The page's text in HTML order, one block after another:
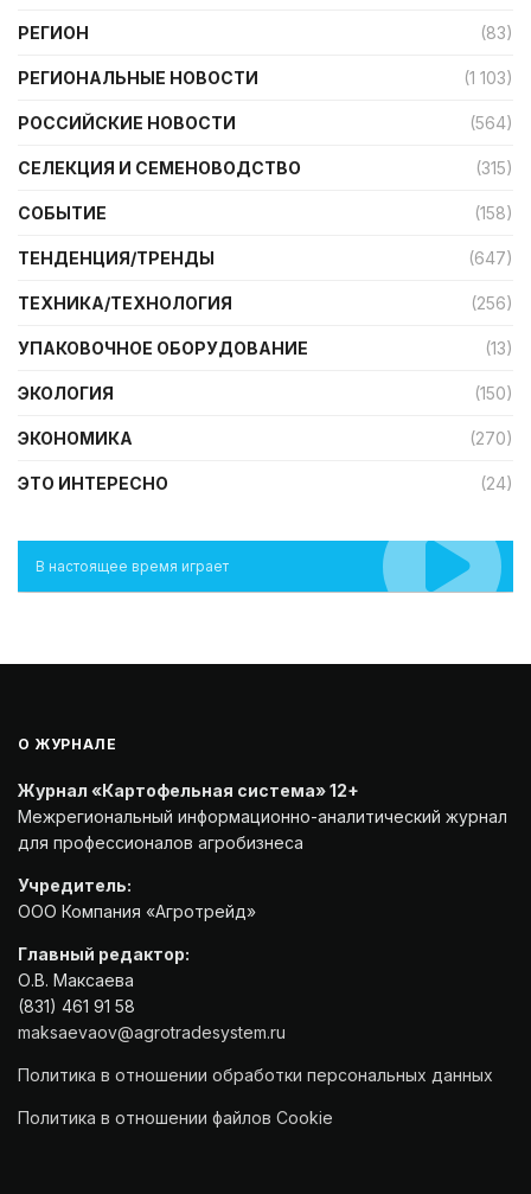
РЕГИОН (83)
РЕГИОНАЛЬНЫЕ НОВОСТИ (1 103)
РОССИЙСКИЕ НОВОСТИ (564)
СЕЛЕКЦИЯ И СЕМЕНОВОДСТВО (315)
СОБЫТИЕ (158)
ТЕНДЕНЦИЯ/ТРЕНДЫ (647)
ТЕХНИКА/ТЕХНОЛОГИЯ (256)
УПАКОВОЧНОЕ ОБОРУДОВАНИЕ (13)
ЭКОЛОГИЯ (150)
ЭКОНОМИКА (270)
ЭТО ИНТЕРЕСНО (24)
В настоящее время играет
О ЖУРНАЛЕ
Журнал «Картофельная система» 12+
Межрегиональный информационно-аналитический журнал
для профессионалов агробизнеса
Учредитель:
ООО Компания «Агротрейд»
Главный редактор:
О.В. Максаева
(831) 461 91 58
maksaevaov@agrotradesystem.ru
Политика в отношении обработки персональных данных
Политика в отношении файлов Cookie